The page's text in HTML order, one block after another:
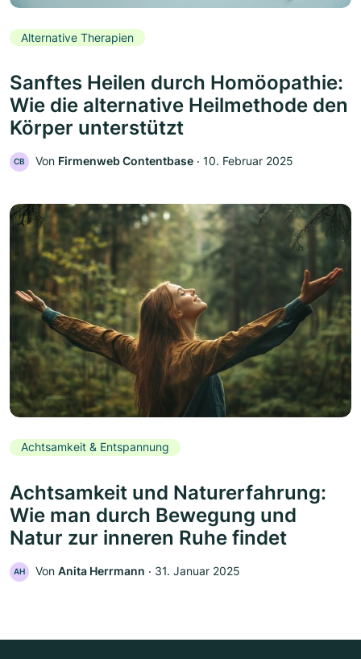
Alternative Therapien
Sanftes Heilen durch Homöopathie:
Wie die alternative Heilmethode den
Körper unterstützt
CB Von Firmenweb Contentbase ‧ 10. Februar 2025
Achtsamkeit & Entspannung
Achtsamkeit und Naturerfahrung:
Wie man durch Bewegung und
Natur zur inneren Ruhe findet
AH Von Anita Herrmann ‧ 31. Januar 2025